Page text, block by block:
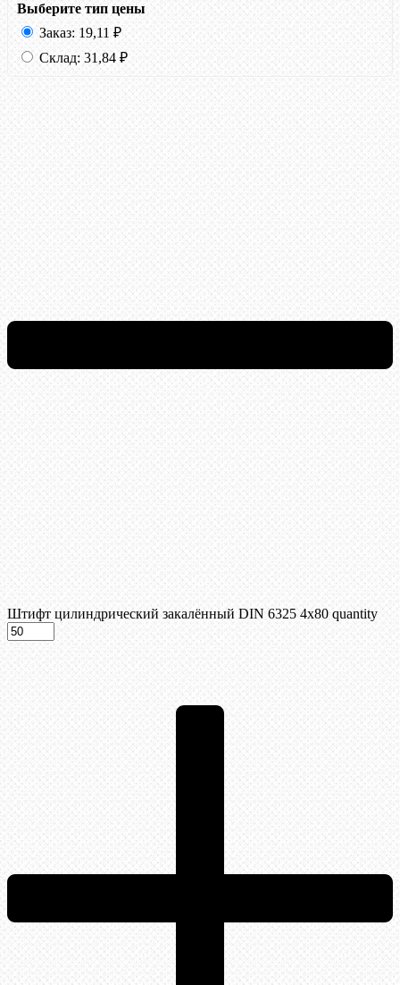
Выберите тип цены
Заказ: 19,11 ₽
Склад: 31,84 ₽
Штифт цилиндрический закалённый DIN 6325 4х80 quantity